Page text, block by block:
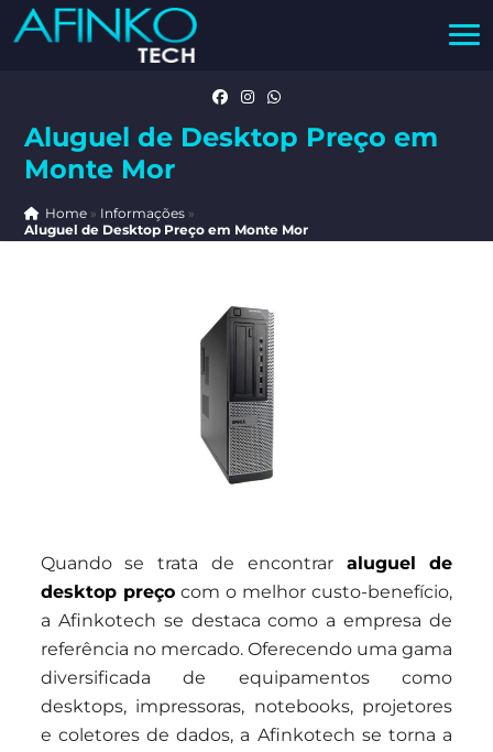
Aluguel de Desktop Preço em
Monte Mor
Home» Informações »
Aluguel de Desktop Preço em Monte Mor
Quando se trata de encontrar aluguel de
desktop preçocom o melhor custo-benefício,
a Afinkotech se destaca como a empresa de
referência no mercado. Oferecendo uma gama
diversificada de equipamentos como
desktops, impressoras, notebooks, projetores
e coletores de dados, a Afinkotech se torna a